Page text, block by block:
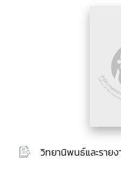
วิทยานิพนธ์และราย